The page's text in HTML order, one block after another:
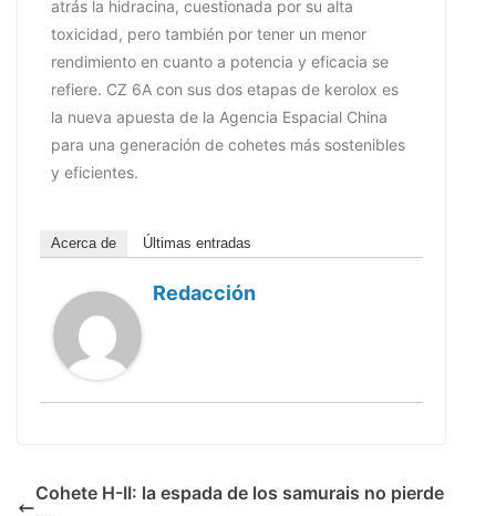
atrás la hidracina, cuestionada por su alta
toxicidad, pero también por tener un menor
rendimiento en cuanto a potencia y eficacia se
refiere. CZ 6A con sus dos etapas de kerolox es
la nueva apuesta de la Agencia Espacial China
para una generación de cohetes más sostenibles
y eficientes.
Acerca de Últimas entradas
Redacción
Cohete H-II: la espada de los samurais no pierde